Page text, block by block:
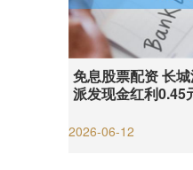
免息股票配资 长
派发现金红利0.45
2026-06-12